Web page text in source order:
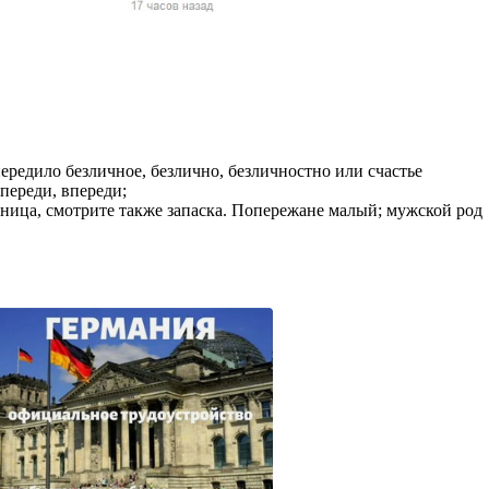
женщин и
страны),безличное, безлично, безличностно или счастье
впереди;
смотрите также запаска. Попережане малый; мужской род